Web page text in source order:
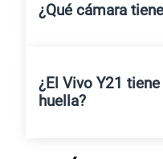
¿Qué cámara
¿El Vivo Y21
huella?